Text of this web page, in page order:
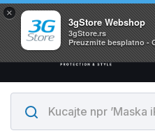
×
3gStore Webshop
3gStore.rs
Preuzmite besplatno -
Svi proizvodi su na